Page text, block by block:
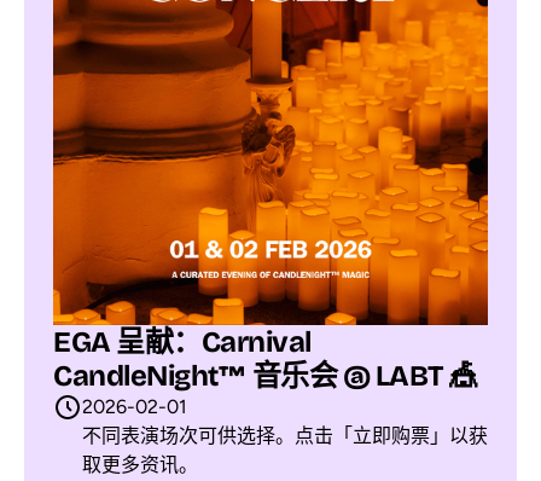
EGA 呈献：Carnival
CandleNight™ 音乐会 @ LABT 🎪
2026-02-01
不同表演场次可供选择。点击「立即购票」以获
取更多资讯。